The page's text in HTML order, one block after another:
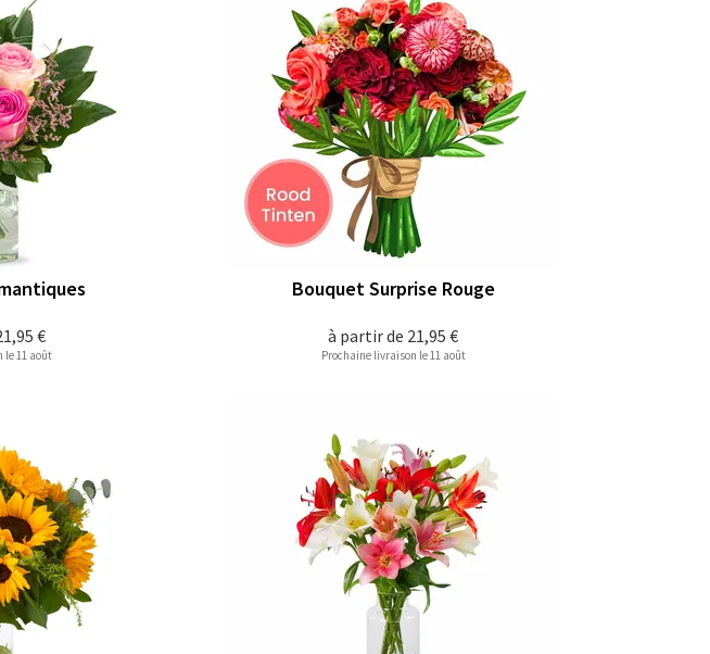
€
le 11 août
à partir de 21,95 €
Bouquet Surprise Rouge
Prochaine livraison le 11 août